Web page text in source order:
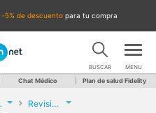
-5% de descuento para tu compra
BUSCAR MENU
Chat Médico Plan de salud Fidelity
Revisión anual Ginecológica